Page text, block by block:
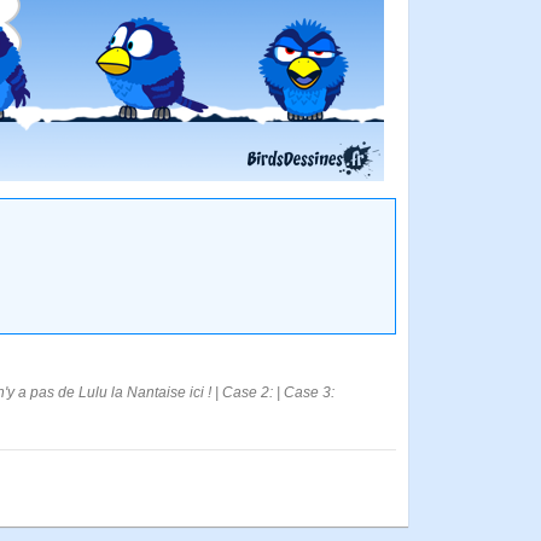
a pas de Lulu la Nantaise ici ! | Case 2: | Case 3: